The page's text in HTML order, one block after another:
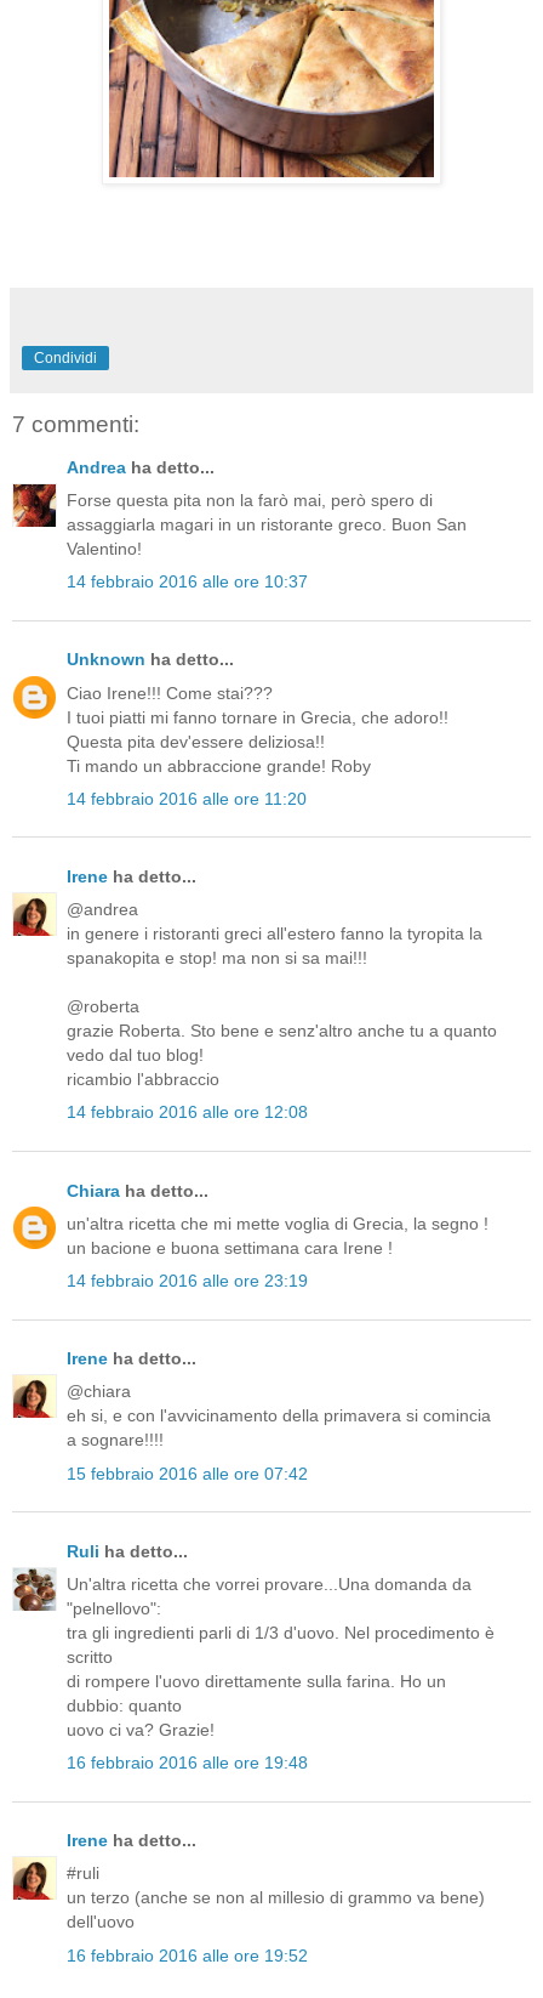
Condividi
7 commenti:
Andrea ha detto...
Forse questa pita non la farò mai, però spero di
assaggiarla magari in un ristorante greco. Buon San
Valentino!
14 febbraio 2016 alle ore 10:37
Unknown ha detto...
Ciao Irene!!! Come stai???
I tuoi piatti mi fanno tornare in Grecia, che adoro!!
Questa pita dev'essere deliziosa!!
Ti mando un abbraccione grande! Roby
14 febbraio 2016 alle ore 11:20
Irene ha detto...
@andrea
in genere i ristoranti greci all'estero fanno la tyropita la
spanakopita e stop! ma non si sa mai!!!
@roberta
grazie Roberta. Sto bene e senz'altro anche tu a quanto
vedo dal tuo blog!
ricambio l'abbraccio
14 febbraio 2016 alle ore 12:08
Chiara ha detto...
un'altra ricetta che mi mette voglia di Grecia, la segno !
un bacione e buona settimana cara Irene !
14 febbraio 2016 alle ore 23:19
Irene ha detto...
@chiara
eh si, e con l'avvicinamento della primavera si comincia
a sognare!!!!
15 febbraio 2016 alle ore 07:42
Ruli ha detto...
Un'altra ricetta che vorrei provare...Una domanda da
"pelnellovo":
tra gli ingredienti parli di 1/3 d'uovo. Nel procedimento è
scritto
di rompere l'uovo direttamente sulla farina. Ho un
dubbio: quanto
uovo ci va? Grazie!
16 febbraio 2016 alle ore 19:48
Irene ha detto...
#ruli
un terzo (anche se non al millesio di grammo va bene)
dell'uovo
16 febbraio 2016 alle ore 19:52